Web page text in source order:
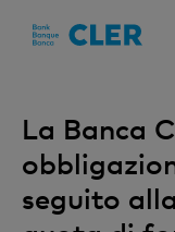
La Banca
seguito